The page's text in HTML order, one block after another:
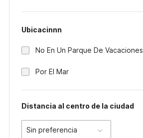
Ubicacinnn
No En Un Parque De Vacaciones
Por El Mar
Distancia al centro de la ciudad
Sin preferencia